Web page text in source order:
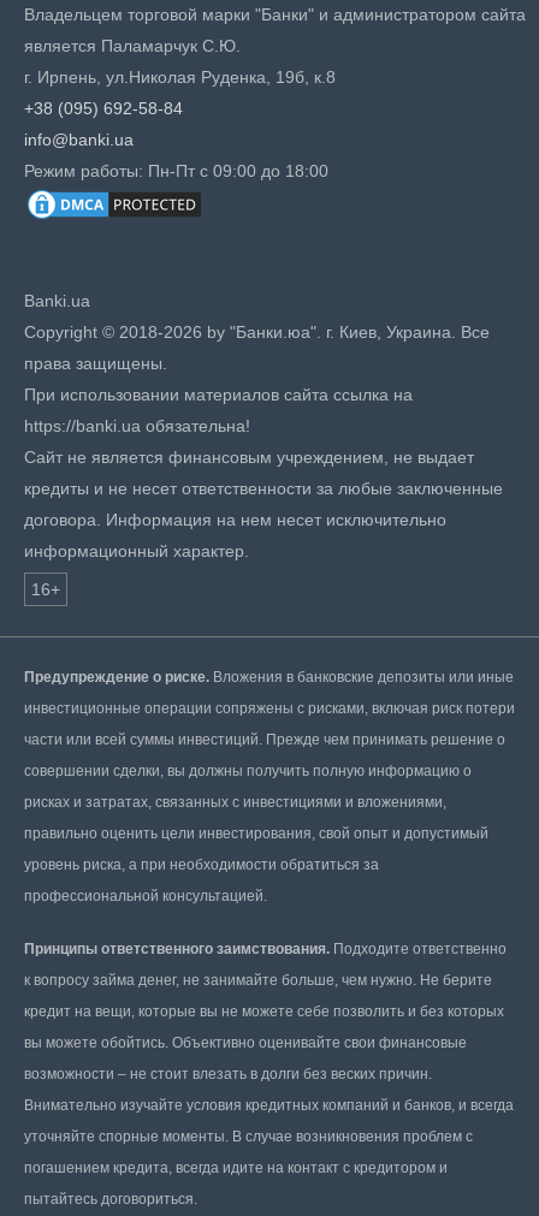
Владельцем торговой марки "Банки" и администратором сайта
является Паламарчук С.Ю.
г. Ирпень, ул.Николая Руденка, 19б, к.8
+38 (095) 692-58-84
info@banki.ua
Режим работы: Пн-Пт с 09:00 до 18:00
Banki.ua
Copyright © 2018-2026 by "Банки.юа". г. Киев, Украина. Все
права защищены.
При использовании материалов сайта ссылка на
https://banki.ua обязательна!
Сайт не является финансовым учреждением, не выдает
кредиты и не несет ответственности за любые заключенные
договора. Информация на нем несет исключительно
информационный характер.
16+
Предупреждение о риске. Вложения в банковские депозиты или иные
инвестиционные операции сопряжены с рисками, включая риск потери
части или всей суммы инвестиций. Прежде чем принимать решение о
совершении сделки, вы должны получить полную информацию о
рисках и затратах, связанных с инвестициями и вложениями,
правильно оценить цели инвестирования, свой опыт и допустимый
уровень риска, а при необходимости обратиться за
профессиональной консультацией.
Принципы ответственного заимствования. Подходите ответственно
к вопросу займа денег, не занимайте больше, чем нужно. Не берите
кредит на вещи, которые вы не можете себе позволить и без которых
вы можете обойтись. Объективно оценивайте свои финансовые
возможности – не стоит влезать в долги без веских причин.
Внимательно изучайте условия кредитных компаний и банков, и всегда
уточняйте спорные моменты. В случае возникновения проблем с
погашением кредита, всегда идите на контакт с кредитором и
пытайтесь договориться.